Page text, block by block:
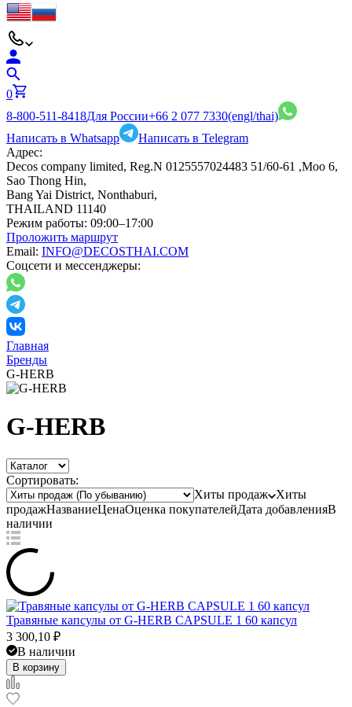
0
8-800-511-8418Для России+66 2 077 7330(engl/thai)
Написать в Whatsapp
Написать в Telegram
Адрес:
Decos company limited, Reg.N 0125557024483 51/60-61 ,Moo 6,
Sao Thong Hin,
Bang Yai District, Nonthaburi,
THAILAND 11140
Режим работы: 09:00–17:00
Проложить маршрут
Email: INFO@DECOSTHAI.COM
Соцсети и мессенджеры:
Главная
Бренды
G-HERB
G-HERB
Сортировать:
Хиты продаж
Хиты
продажНазваниеЦенаОценка покупателейДата добавленияВ
наличии
Травяные капсулы от G-HERB CAPSULE 1 60 капсул
3 300,10 ₽
В наличии
В корзину